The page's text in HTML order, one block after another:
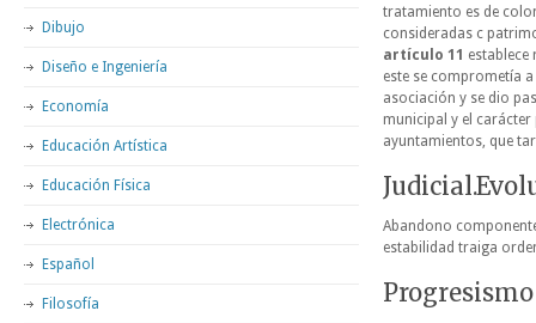
tratamiento es de
consideradas c
artículo 11 establece
este se comprometía
asociación y se dio
municipal y el carácter
ayuntamientos, que
Abandono
estabilidad traiga
Progresismo
Dibujo
Diseño e Ingeniería
Economía
Educación Artística
Educación Física
Electrónica
Español
Filosofía